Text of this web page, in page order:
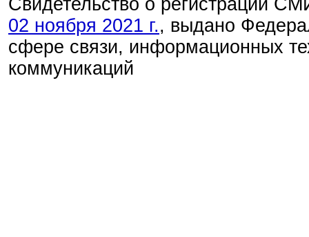
02 ноября 2021 г., выдано
сфере связи, информационных
коммуникаций